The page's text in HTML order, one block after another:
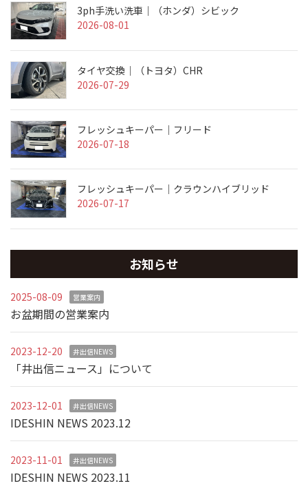
3ph手洗い洗車｜（ホンダ）シビック
2026-08-01
タイヤ交換｜（トヨタ）CHR
2026-07-29
フレッシュキーパー｜フリード
2026-07-18
フレッシュキーパー｜クラウンハイブリッド
2026-07-17
お知らせ
2025-08-09 営業案内
お盆期間の営業案内
2023-12-20 井出信NEWS
「井出信ニュース」について
2023-12-01 井出信NEWS
IDESHIN NEWS 2023.12
2023-11-01 井出信NEWS
IDESHIN NEWS 2023.11